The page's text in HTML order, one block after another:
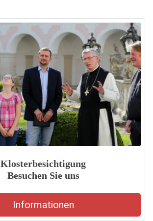
Klosterbesichtigung
Besuchen Sie uns
Informationen